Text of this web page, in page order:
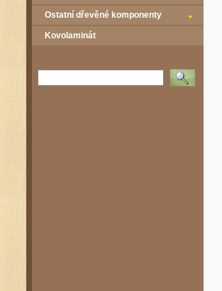
Ostatní dřevěné komponenty
Kovolaminát
Vyhledat